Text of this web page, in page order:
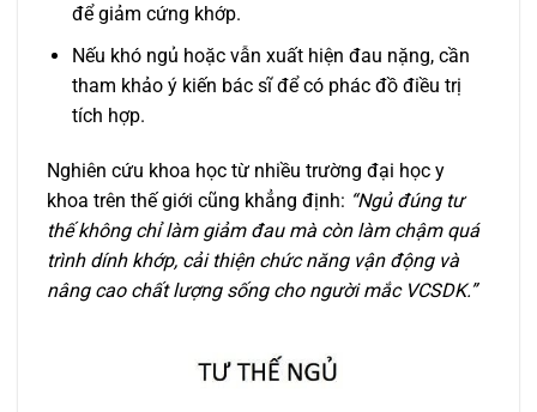
để giảm cứng khớp.
Nếu khó ngủ hoặc vẫn xuất hiện đau nặng, cần
tham khảo ý kiến bác sĩ để có phác đồ điều trị
tích hợp.
Nghiên cứu khoa học từ nhiều trường đại học y
khoa trên thế giới cũng khẳng định: “Ngủ đúng tư
thế không chỉ làm giảm đau mà còn làm chậm quá
trình dính khớp, cải thiện chức năng vận động và
nâng cao chất lượng sống cho người mắc VCSDK.”